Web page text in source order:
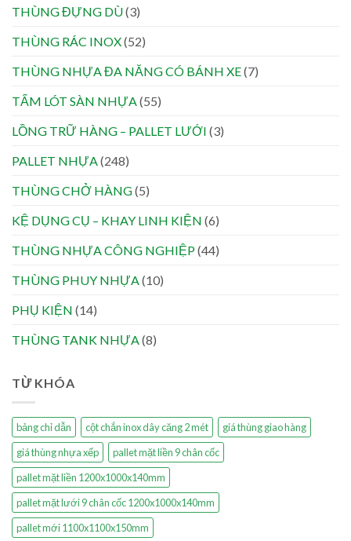
THÙNG ĐỰNG DÙ(3)
THÙNG RÁC INOX(52)
THÙNG NHỰA ĐA NĂNG CÓ BÁNH XE(7)
TẤM LÓT SÀN NHỰA(55)
LỒNG TRỮ HÀNG – PALLET LƯỚI (3)
PALLET NHỰA(248)
THÙNG CHỞ HÀNG(5)
KỆ DỤNG CỤ – KHAY LINH KIỆN (6)
THÙNG NHỰA CÔNG NGHIỆP(44)
THÙNG PHUY NHỰA(10)
PHỤ KIỆN (14)
THÙNG TANK NHỰA(8)
TỪ KHÓA
bảng chỉ dẫn cột chắn inox dây căng 2 mét
giá thùng giao hàng
giá thùng nhựa xếp
pallet mặt liền 9 chân cốc
pallet mặt liền 1200x1000x140mm
pallet mặt lưới 9 chân cốc 1200x1000x140mm
pallet mới 1100x1100x150mm